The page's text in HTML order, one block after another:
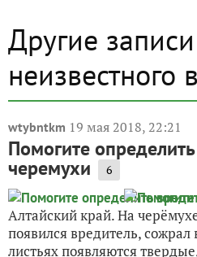
Другие
неизвестного
wtybntkm 19 мая 2018, 22:21
Помогите
черемухи 6
Алтайский край. На
появился вредитель, сожрал
листьях появляются